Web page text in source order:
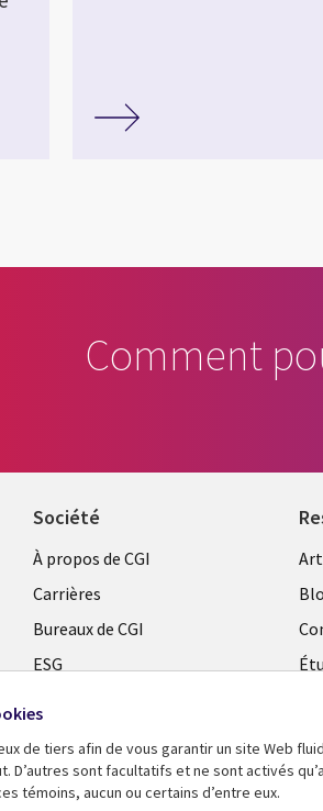
Comment
Société
Useful
links
CANADA
FR
À propos de CGI
Carrières
Bureaux de CGI
ESG
En
de tiers afin de vous garantir un site Web
D’autres sont facultatifs et ne sont activés
témoins, aucun ou certains d’entre eux.